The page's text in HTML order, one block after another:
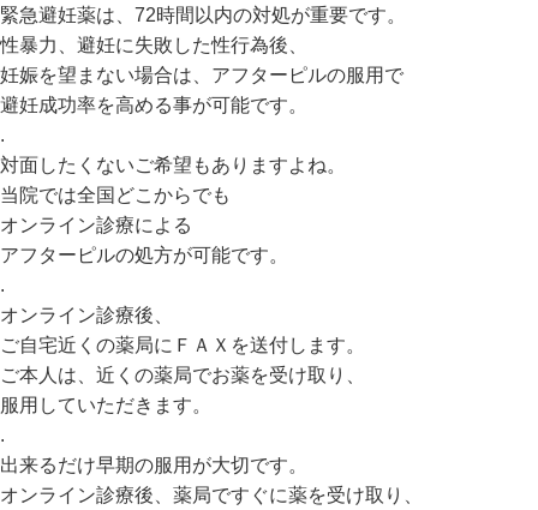
緊急避妊薬は、72時間以内の対処が重要です。
性暴力、避妊に失敗した性行為後、
妊娠を望まない場合は、アフターピルの服用で
避妊成功率を高める事が可能です。
.
対面したくないご希望もありますよね。
当院では全国どこからでも
オンライン診療による
アフターピルの処方が可能です。
.
オンライン診療後、
ご自宅近くの薬局にＦＡＸを送付します。
ご本人は、近くの薬局でお薬を受け取り、
服用していただきます。
.
出来るだけ早期の服用が大切です。
オンライン診療後、薬局ですぐに薬を受け取り、